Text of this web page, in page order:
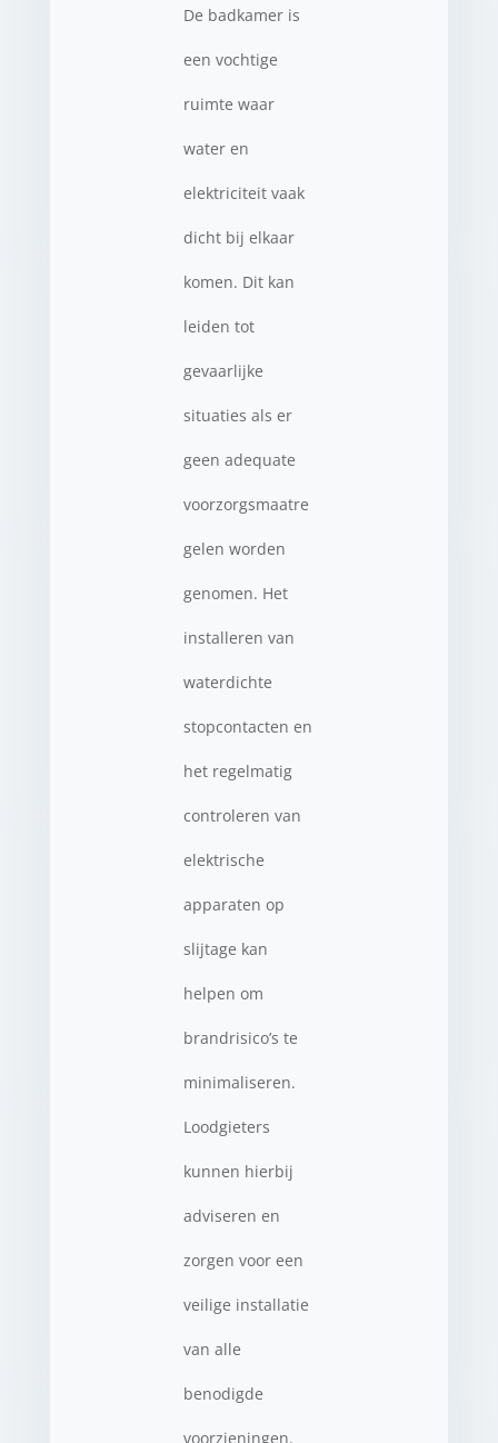
De badkamer is
een vochtige
ruimte waar
water en
elektriciteit vaak
dicht bij elkaar
komen. Dit kan
leiden tot
gevaarlijke
situaties als er
geen adequate
voorzorgsmaatre
gelen worden
genomen. Het
installeren van
waterdichte
stopcontacten en
het regelmatig
controleren van
elektrische
apparaten op
slijtage kan
helpen om
brandrisico’s te
minimaliseren.
Loodgieters
kunnen hierbij
adviseren en
zorgen voor een
veilige installatie
van alle
benodigde
voorzieningen.